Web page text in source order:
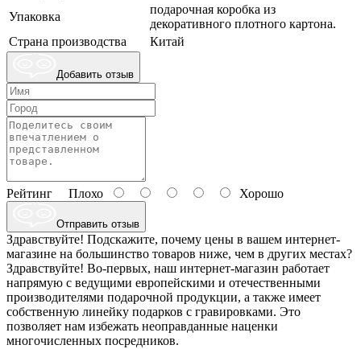
Упаковка
подарочная коробка из
декоративного плотного картона.
Страна производства
Китай
Добавить отзыв
Рейтинг Плохо Хорошо
Отправить отзыв
Здравствуйте! Подскажите, почему цены в вашем интернет-
магазине на большинство товаров ниже, чем в других местах?
Здравствуйте! Во-первых, наш интернет-магазин работает
напрямую с ведущими европейскими и отечественными
производителями подарочной продукции, а также имеет
собственную линейку подарков с гравировками. Это
позволяет нам избежать неоправданные наценки
многочисленных посредников.